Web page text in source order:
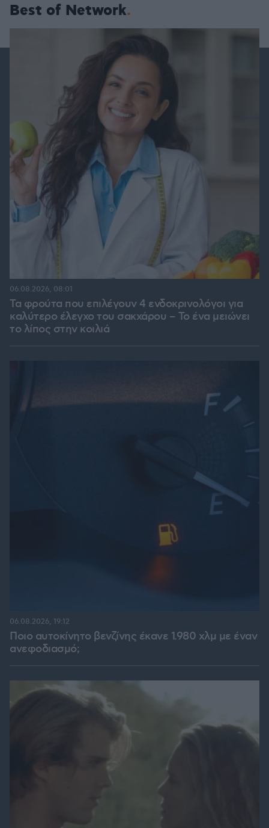
Best of Network
Τα φρούτα που επιλέγουν 4 ενδοκρινολόγοι για
καλύτερο έλεγχο του σακχάρου – Το ένα μειώνει
το λίπος στην κοιλιά
06.08.2026, 08:01
Ποιο αυτοκίνητο βενζίνης έκανε 1.980 χλμ με έναν
ανεφοδιασμό;
06.08.2026, 19:12